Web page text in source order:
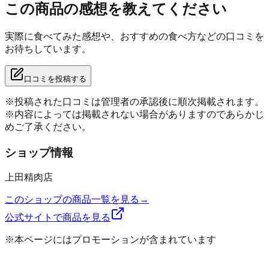
この商品の感想を教えてください
実際に食べてみた感想や、おすすめの食べ方などの口コミを
お待ちしています。
口コミを投稿する
※投稿された口コミは管理者の承認後に順次掲載されます。
※内容によっては掲載されない場合がありますのであらかじ
めご了承ください。
ショップ情報
上田精肉店
このショップの商品一覧を見る →
公式サイトで商品を見る
※本ページにはプロモーションが含まれています